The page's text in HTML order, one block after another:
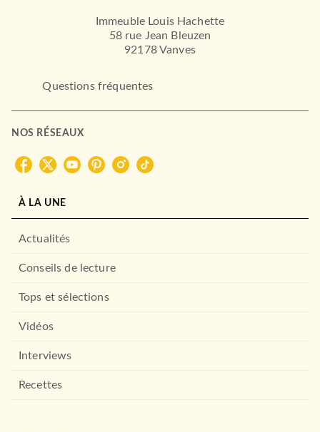
Immeuble Louis Hachette
58 rue Jean Bleuzen
92178 Vanves
Questions fréquentes
NOS RÉSEAUX
À LA UNE
Actualités
Conseils de lecture
Tops et sélections
Vidéos
Interviews
Recettes